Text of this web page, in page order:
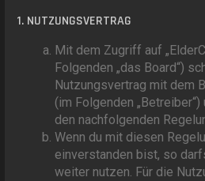
1. NUTZUNGSVERTRAG
Mit dem Zugriff auf
Folgenden „das Board“)
Nutzungsvertrag mit dem
(im Folgenden
den nachfolgenden
Wenn du mit diesen
einverstanden bist, so
weiter nutzen. Für die